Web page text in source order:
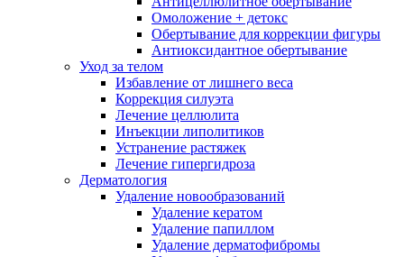
Омоложение + детокс
Обертывание для коррекции фигуры
Антиоксидантное обертывание
Уход за телом
Избавление от лишнего веса
Коррекция силуэта
Лечение целлюлита
Инъекции липолитиков
Устранение растяжек
Лечение гипергидроза
Дерматология
Удаление новообразований
Удаление кератом
Удаление папиллом
Удаление дерматофибромы